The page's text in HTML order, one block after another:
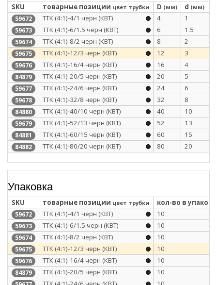
SKU товарные позиции цвет трубки D (мм) d (мм)
59672 ТТК (4:1)-4/1 черн (КВТ) 4 1
59673 ТТК (4:1)-6/1.5 черн (КВТ) 6 1.5
59674 ТТК (4:1)-8/2 черн (КВТ) 8 2
59675 ТТК (4:1)-12/3 черн (КВТ) 12 3
59676 ТТК (4:1)-16/4 черн (КВТ) 16 4
84879 ТТК (4:1)-20/5 черн (КВТ) 20 5
59677 ТТК (4:1)-24/6 черн (КВТ) 24 6
59678 ТТК (4:1)-32/8 черн (КВТ) 32 8
84880 ТТК (4:1)-40/10 черн (КВТ) 40 10
59679 ТТК (4:1)-52/13 черн (КВТ) 52 13
84881 ТТК (4:1)-60/15 черн (КВТ) 60 15
84882 ТТК (4:1)-80/20 черн (КВТ) 80 20
Упаковка
SKU товарные позиции цвет трубки кол-во в
59672 ТТК (4:1)-4/1 черн (КВТ) 10
59673 ТТК (4:1)-6/1.5 черн (КВТ) 10
59674 ТТК (4:1)-8/2 черн (КВТ) 10
59675 ТТК (4:1)-12/3 черн (КВТ) 10
59676 ТТК (4:1)-16/4 черн (КВТ) 10
84879 ТТК (4:1)-20/5 черн (КВТ) 10